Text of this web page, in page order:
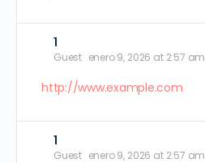
1
Guest enero 9, 2026 at 2:57 am
http://www.example.com
1
Guest enero 9, 2026 at 2:57 am